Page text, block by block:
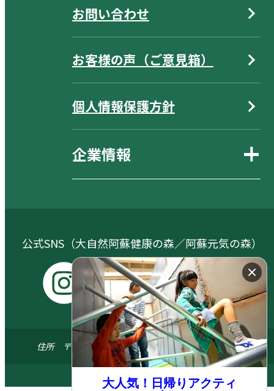
お問い合わせ
お客様の声（ご意見箱）
個人情報保護方針
企業情報
公式SNS（大自然阿蘇健康の森／阿蘇元気の森）
s
g
Y
o
u
t
u
b
X
F
a
c
e
b
o
住所 〒869-1404 熊本県阿蘇郡南阿蘇村河陽5579-3
© 2024 ASO FARM LAND All.right reserved
大人気！日帰りアクティ